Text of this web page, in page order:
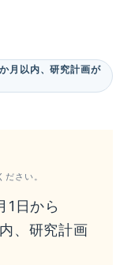
月以内、研究計画が
さい。
日から
、研究計画